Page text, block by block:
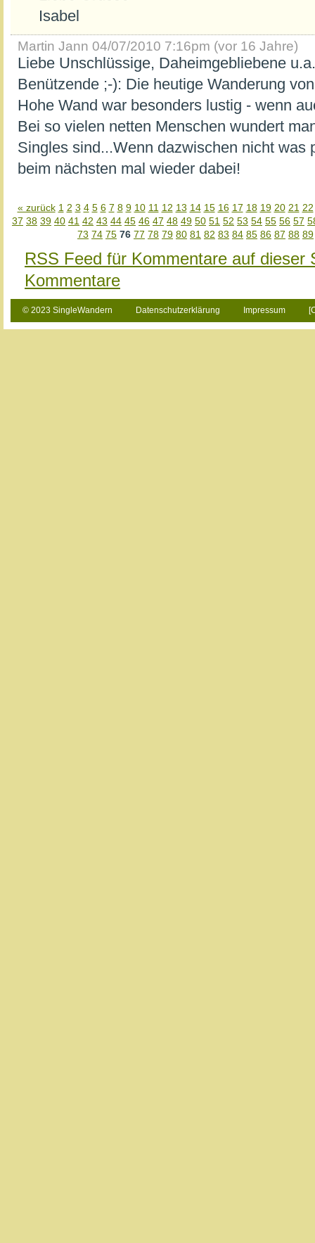
Isabel
Martin Jann 04/07/2010 7:16pm (vor 16 Jahre)
Liebe Unschlüssige, Daheimgebliebene
Benützende ;-): Die heutige Wanderung
Hohe Wand war besonders lustig - wenn
Bei so vielen netten Menschen wundert
Singles sind...Wenn dazwischen nicht was
beim nächsten mal wieder dabei!
« zurück 1 2 3 4 5 6 7 8 9 10 11 12 13 14 15 16 17 18 19 20 21 22
37 38 39 40 41 42 43 44 45 46 47 48 49 50 51 52 53 54 55 56 57
73 74 75 76 77 78 79 80 81 82 83 84 85 86 87 88 89
RSS Feed für Kommentare auf dieser
Kommentare
© 2023 SingleWandern Datenschutzerklärung Impressum